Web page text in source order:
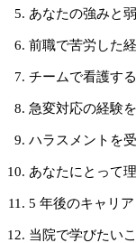
あなたの強みと
前職で苦労した
チームで看護す
急変対応の経験
ハラスメントを
あなたにとって
5 年後のキャリ
当院で学びたい